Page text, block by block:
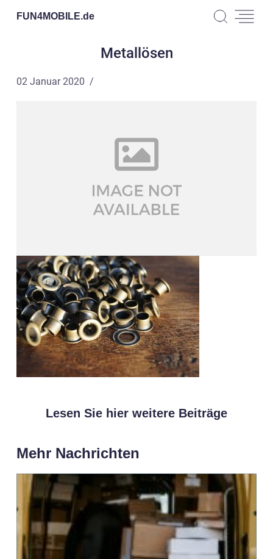
FUN4MOBILE.de
Metallösen
02 Januar 2020
Lesen Sie hier weitere Beiträge
Mehr Nachrichten